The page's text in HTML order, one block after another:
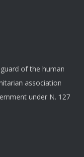
of the human
association
under N. 127